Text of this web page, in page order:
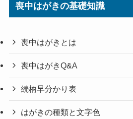
喪中はがきの基礎知識
喪中はがきとは
喪中はがきQ&A
続柄早分かり表
はがきの種類と文字色